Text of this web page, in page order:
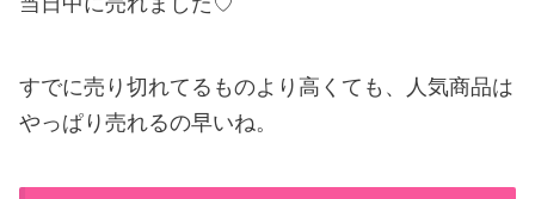
すでに売り切れてるものより高くても、人気商品は
やっぱり売れるの早いね。